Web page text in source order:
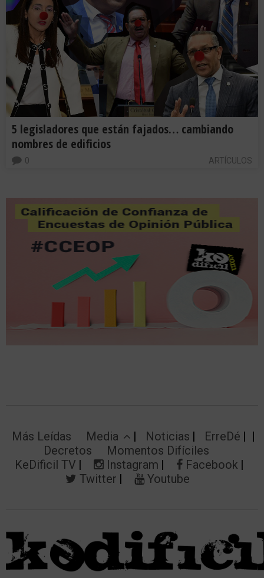
5 legisladores que están fajados… cambiando
nombres de edificios
ARTÍCULOS
0
Más Leídas Media Noticias
ErreDé
Decretos
Momentos Difíciles
KeDificil TV
Instagram
Facebook
Twitter
Youtube